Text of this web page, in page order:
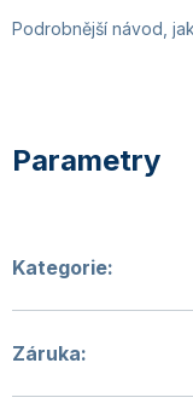
Podrobnější návod,
Kategorie:
Záruka: